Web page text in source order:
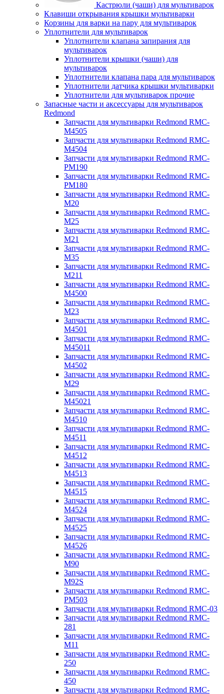
Кастрюли (чаши) для мультиварок
Клавиши открывания крышки мультиварки
Корзины для варки на пару для мультиварок
Уплотнители для мультиварок
Уплотнители клапана запирания для
мультиварок
Уплотнители крышки (чаши) для
мультиварок
Уплотнители клапана пара для мультиварок
Уплотнители датчика крышки мультиварки
Уплотнители для мультиварок прочие
Запасные части и аксессуары для мультиварок
Redmond
Запчасти для мультиварки Redmond RMC-
M4505
Запчасти для мультиварки Redmond RMC-
M4504
Запчасти для мультиварки Redmond RMC-
PM190
Запчасти для мультиварки Redmond RMC-
PM180
Запчасти для мультиварки Redmond RMC-
M20
Запчасти для мультиварки Redmond RMC-
M25
Запчасти для мультиварки Redmond RMC-
M21
Запчасти для мультиварки Redmond RMC-
M35
Запчасти для мультиварки Redmond RMC-
M211
Запчасти для мультиварки Redmond RMC-
M4500
Запчасти для мультиварки Redmond RMC-
M23
Запчасти для мультиварки Redmond RMC-
M4501
Запчасти для мультиварки Redmond RMC-
M45011
Запчасти для мультиварки Redmond RMC-
M4502
Запчасти для мультиварки Redmond RMC-
M29
Запчасти для мультиварки Redmond RMC-
M45021
Запчасти для мультиварки Redmond RMC-
M4510
Запчасти для мультиварки Redmond RMC-
M4511
Запчасти для мультиварки Redmond RMC-
M4512
Запчасти для мультиварки Redmond RMC-
M4513
Запчасти для мультиварки Redmond RMC-
M4515
Запчасти для мультиварки Redmond RMC-
M4524
Запчасти для мультиварки Redmond RMC-
M4525
Запчасти для мультиварки Redmond RMC-
M4526
Запчасти для мультиварки Redmond RMC-
M90
Запчасти для мультиварки Redmond RMC-
M92S
Запчасти для мультиварки Redmond RMC-
PM503
Запчасти для мультиварки Redmond RMC-03
Запчасти для мультиварки Redmond RMC-
281
Запчасти для мультиварки Redmond RMC-
M11
Запчасти для мультиварки Redmond RMC-
250
Запчасти для мультиварки Redmond RMC-
450
Запчасти для мультиварки Redmond RMC-